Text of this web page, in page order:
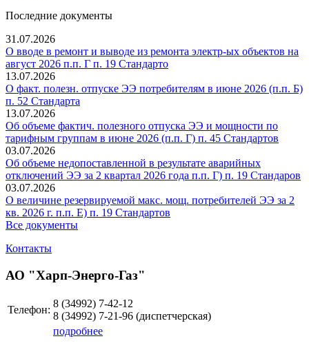
Последние документы
31.07.2026
О вводе в ремонт и выводе из ремонта электр-ых объектов на
август 2026 п.п. Г п. 19 Стандарто
13.07.2026
О факт. полезн. отпуске ЭЭ потребителям в июне 2026 (п.п. Б)
п. 52 Стандарта
13.07.2026
Об объеме фактич. полезного отпуска ЭЭ и мощности по
тарифным группам в июне 2026 (п.п. Г) п. 45 Стандартов
03.07.2026
Об объеме недопоставленной в результате аварийных
отключений ЭЭ за 2 квартал 2026 года п.п. Г) п. 19 Стандаров
03.07.2026
О величине резервируемой макс. мощ. потребителей ЭЭ за 2
кв. 2026 г. п.п. Е) п. 19 Стандартов
Все документы
Контакты
АО "Харп-Энерго-Газ"
Телефон:
8 (34992) 7-42-12
8 (34992) 7-21-96 (диспетчерская)
подробнее